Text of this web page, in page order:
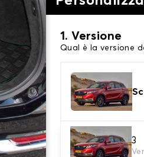
1. Versione
Qual è la versione
3
2. Materiale